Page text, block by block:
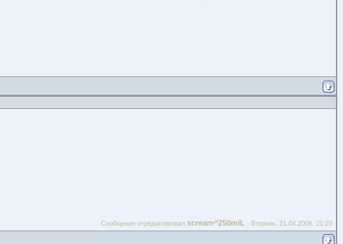
Сообщение отредактировал scream^250miL - Вторник, 21.04.2009, 21:29